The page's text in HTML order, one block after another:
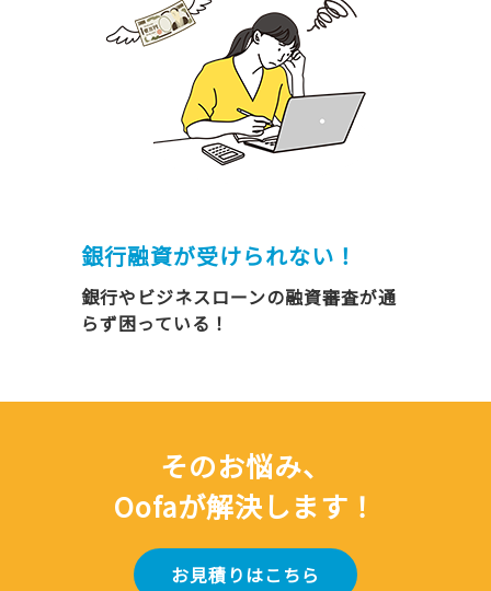
銀行融資が受けられない！
銀行やビジネスローンの融資審査が通
らず困っている！
そのお悩み、
Oofaが解決します！
お見積りはこちら